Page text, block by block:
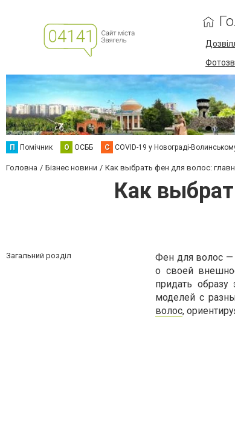
П Помічник О ОСББ C COVID-19 у Новограді-
Головна Бізнес новини Как выбрать фен для волос:
Как
Загальний розділ
Фен для волос
о своей
придать
моделей с
волос,